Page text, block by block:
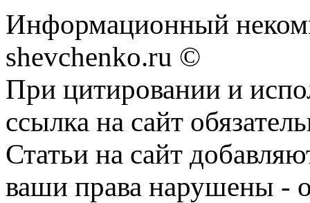
Информационный
shevchenko.ru ©
При цитировании и
ссылка на сайт
Статьи на сайт
ваши права нарушены -